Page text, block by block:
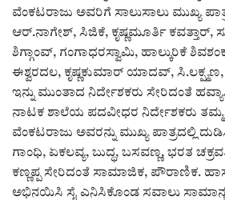
ವೆಂಕಟರಾಜು ಅವರಿಗೆ ಸಾಲುಸಾಲು ಮುಖ್ಯ
ಆರ್.ನಾಗೇಶ್, ಸಿಜಿಕೆ, ಕೃಷ್ಣಮೂರ್ತಿ ಕವತ್ತಾರ್,
ಶಿಗ್ಗಾಂವ್, ಗಂಗಾಧರಸ್ವಾಮಿ, ಹಾಲ್ಕುರಿಕೆ
ಈಶ್ವರದಲ, ಕೃಷ್ಣಕುಮಾರ್ ಯಾದವ್,
ಇನ್ನು ಮುಂತಾದ ನಿರ್ದೇಶಕರು ಸೇರಿದಂತೆ
ನಾಟಕ ಶಾಲೆಯ ಪದವೀಧರ ನಿರ್ದೇಶಕರು ತಮ್ಮ
ವೆಂಕಟರಾಜು ಅವರನ್ನು ಮುಖ್ಯ ಪಾತ್ರದಲ್ಲಿ
ಗಾಂಧಿ, ಏಕಲವ್ಯ, ಬುದ್ಧ, ಬಸವಣ್ಣ, ಭರತ
ಕಣ್ಣಪ್ಪ ಸೇರಿದಂತೆ ಸಾಮಾಜಿಕ, ಪೌರಾಣಿಕ.
ಅಭಿನಯಿಸಿ ಸೈ ಎನಿಸಿಕೊಂಡ ಸವಾಲು